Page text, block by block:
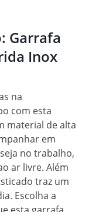
Garrafa
Inox
na
com esta
material de alta
em
no trabalho,
ar livre. Além
traz um
Escolha a